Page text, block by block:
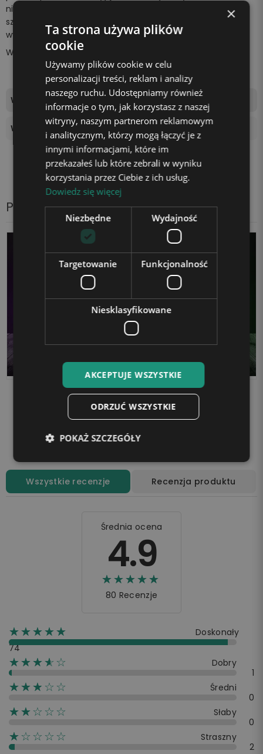
niespodziankę bliskiej osobie. Z pewnością wywołasz
szeroki uśmiech na jej twarzy i sprawisz, że poczuje się
wyjątkowo.
Wszystko za sprawą
Wymiary tablicy świetlnej 17x13,5cm
Wysokość podstawki 4 cm
Produkty z tej samej kategorii
Lampka LED 3D Plexido
Prezent Apex Czaszka
99,90 zł
Dodaj do koszyka
Lampka LED 3D Plexido
Prezent Apex Conduit
99,90 zł
Wszystkie recenzje Recenzja produktu
Średnia ocena
4.9
☆☆☆☆☆
★★★★★
80 Recenzje
☆☆☆☆☆
★★★★★
Doskonały
74
☆☆☆☆☆
★★★★
Dobry
1
☆☆☆☆☆
★★★
Średni
0
☆☆☆☆☆
★★
Słaby
0
☆☆☆☆☆
★
Straszny
2
×
Ta strona używa plików
cookie
Używamy plików cookie w celu
personalizacji treści, reklam i analizy
naszego ruchu. Udostępniamy również
informacje o tym, jak korzystasz z naszej
witryny, naszym partnerom reklamowym
i analitycznym, którzy mogą łączyć je z
innymi informacjami, które im
przekazałeś lub które zebrali w wyniku
korzystania przez Ciebie z ich usług.
Dowiedz się więcej
Niezbędne Wydajność
Targetowanie Funkcjonalność
Niesklasyfikowane
AKCEPTUJE WSZYSTKIE
ODRZUĆ WSZYSTKIE
POKAŻ SZCZEGÓŁY